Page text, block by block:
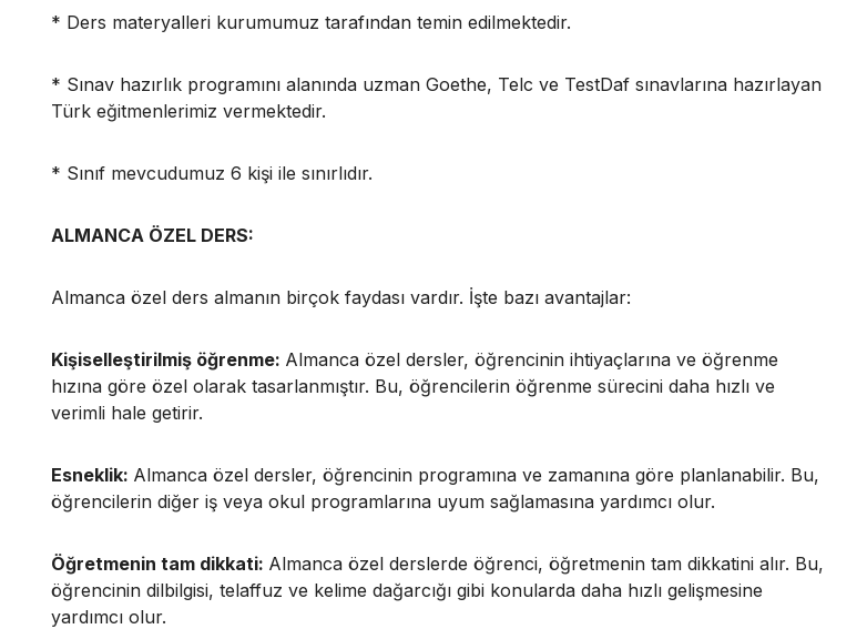
* Ders materyalleri kurumumuz tarafından temin edilmektedir.
* Sınav hazırlık programını alanında uzman Goethe, Telc ve TestDaf sınavlarına hazırlayan
Türk eğitmenlerimiz vermektedir.
* Sınıf mevcudumuz 6 kişi ile sınırlıdır.
ALMANCA ÖZEL DERS:
Almanca özel ders almanın birçok faydası vardır. İşte bazı avantajlar:
Kişiselleştirilmiş öğrenme: Almanca özel dersler, öğrencinin ihtiyaçlarına ve öğrenme
hızına göre özel olarak tasarlanmıştır. Bu, öğrencilerin öğrenme sürecini daha hızlı ve
verimli hale getirir.
Esneklik: Almanca özel dersler, öğrencinin programına ve zamanına göre planlanabilir. Bu,
öğrencilerin diğer iş veya okul programlarına uyum sağlamasına yardımcı olur.
Öğretmenin tam dikkati: Almanca özel derslerde öğrenci, öğretmenin tam dikkatini alır. Bu,
öğrencinin dilbilgisi, telaffuz ve kelime dağarcığı gibi konularda daha hızlı gelişmesine
yardımcı olur.